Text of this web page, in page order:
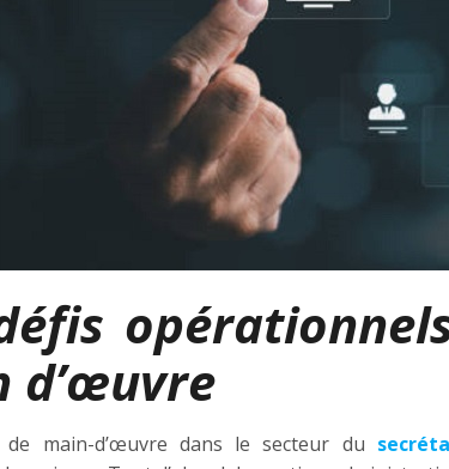
d’œuvre
main-d’œuvre dans le secteur du